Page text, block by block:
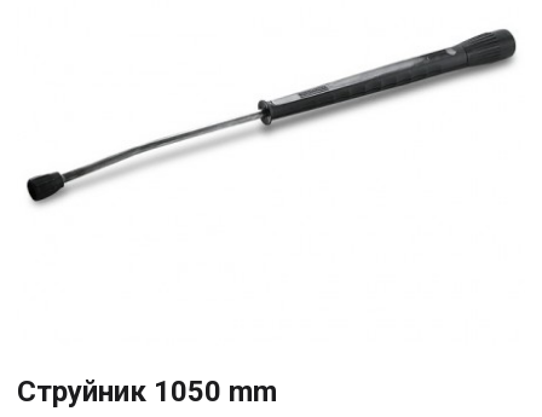
Струйник 1050 mm